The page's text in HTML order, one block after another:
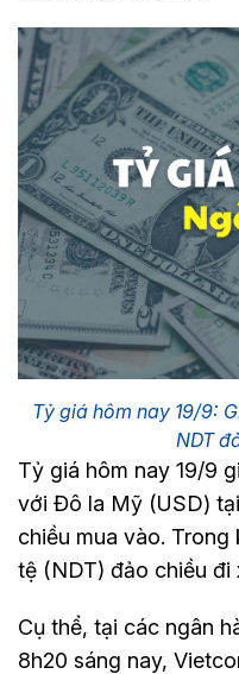
Tỷ giá hôm nay 19/9:
NDT
Tỷ giá hôm nay 19/9
với Đô la Mỹ (USD)
chiều mua vào.
tệ (NDT) đảo chiều đi
Cụ thể, tại các ngân
8h20 sáng nay,